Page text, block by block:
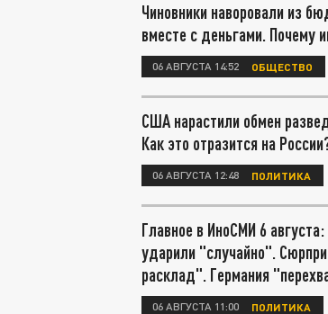
Чиновники наворовали из
вместе с деньгами. Почему
06 АВГУСТА 14:52 ОБЩЕСТВО
США нарастили обмен
Как это отразится на
06 АВГУСТА 12:48 ПОЛИТИКА
Главное в ИноСМИ 6
ударили "случайно".
расклад". Германия
06 АВГУСТА 11:00 ПОЛИТИКА